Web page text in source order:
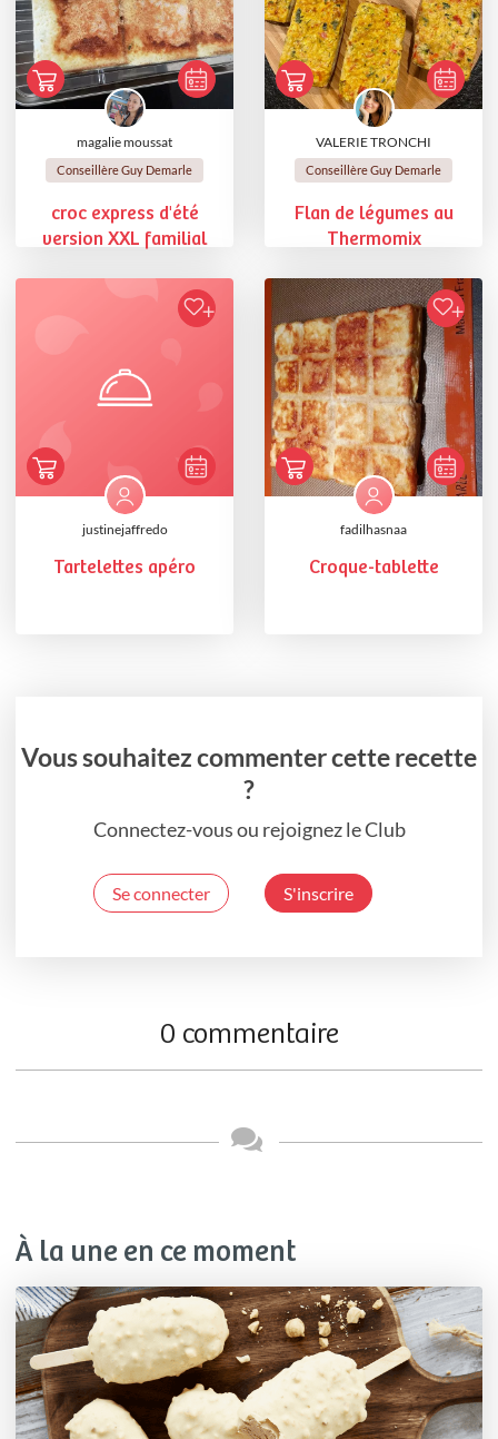
magalie moussat
Conseillère Guy Demarle
croc express d'été
version XXL familial
VALERIE TRONCHI
Conseillère Guy Demarle
Flan de légumes au
Thermomix
justinejaffredo
Tartelettes apéro
fadilhasnaa
Croque-tablette
Vous souhaitez commenter cette recette
?
Connectez-vous ou rejoignez le Club
Se connecter S'inscrire
0 commentaire
À la une en ce moment